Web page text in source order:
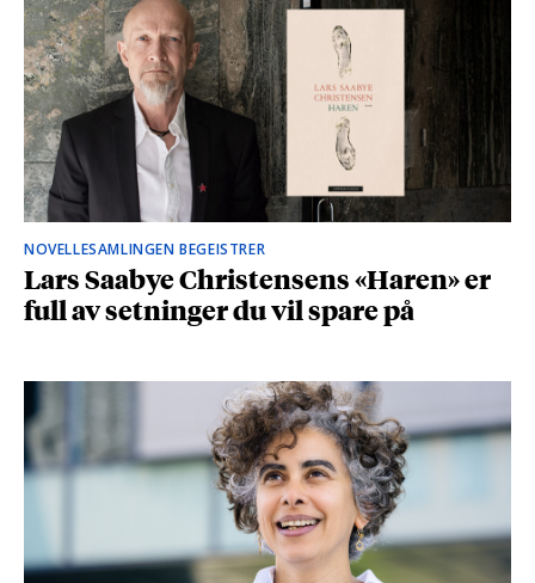
NOVELLESAMLINGEN BEGEISTRER
Lars Saabye Christensens «Haren» er
full av setninger du vil spare på